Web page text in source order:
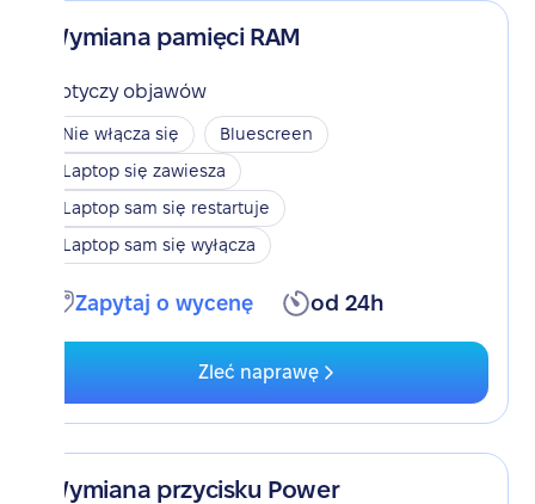
Wymiana pamięci RAM
Dotyczy objawów
Nie włącza się
Bluescreen
Laptop się zawiesza
Laptop sam się restartuje
Laptop sam się wyłącza
Zapytaj o wycenę od 24h
Zleć naprawę
Wymiana przycisku Power